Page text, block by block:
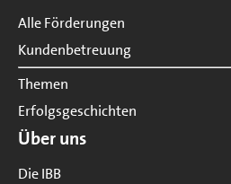
Alle Förderungen
Kundenbetreuung
Themen
Erfolgsgeschichten
Über uns
Die IBB